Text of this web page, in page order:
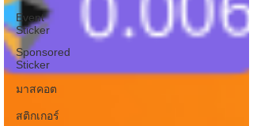
Event
Sticker
Sponsored
Sticker
มาสคอต
สติกเกอร์